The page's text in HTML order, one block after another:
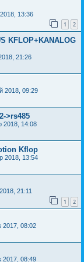
13:36
1 2
KFLOP+KANALOG
21:26
2018, 09:29
>rs485
2018, 14:08
Kflop
2018, 13:54
21:11
1 2
2017, 08:02
2017, 08:49